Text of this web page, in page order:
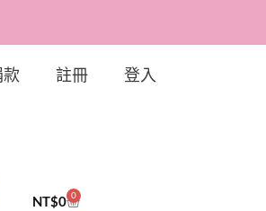
註冊 登入
NT$0 0